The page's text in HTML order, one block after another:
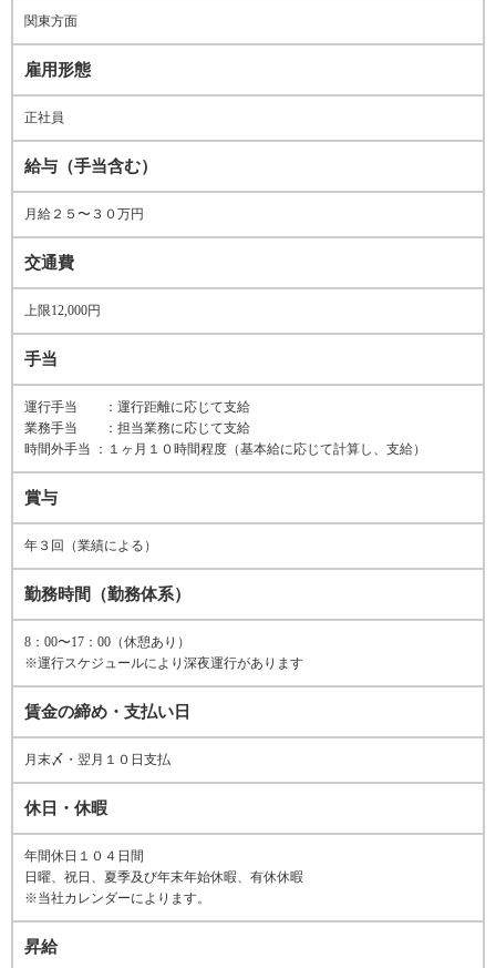
関東方面
雇用形態
正社員
給与（手当含む）
月給２５〜３０万円
交通費
上限12,000円
手当
運行手当 ：運行距離に応じて支給
業務手当 ：担当業務に応じて支給
時間外手当 ：１ヶ月１０時間程度（基本給に応じて計算し、支給）
賞与
年３回（業績による）
勤務時間（勤務体系）
8：00〜17：00（休憩あり）
※運行スケジュールにより深夜運行があります
賃金の締め・支払い日
月末〆・翌月１０日支払
休日・休暇
年間休日１０４日間
日曜、祝日、夏季及び年末年始休暇、有休休暇
※当社カレンダーによります。
昇給